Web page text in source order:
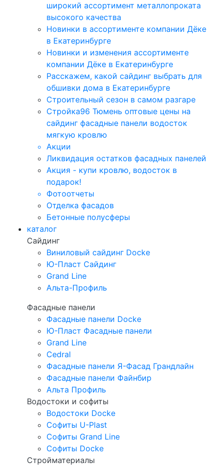
широкий ассортимент металлопроката
высокого качества
Новинки в ассортименте компании Дёке
в Екатеринбурге
Новинки и изменения ассортименте
компании Дёке в Екатеринбурге
Расскажем, какой сайдинг выбрать для
обшивки дома в Екатеринбурге
Строительный сезон в самом разгаре
Стройка96 Тюмень оптовые цены на
сайдинг фасадные панели водосток
мягкую кровлю
Акции
Ликвидация остатков фасадных панелей
Акция - купи кровлю, водосток в
подарок!
Фотоотчеты
Отделка фасадов
Бетонные полусферы
каталог
Сайдинг
Виниловый сайдинг Docke
Ю-Пласт Сайдинг
Grand Line
Альта-Профиль
Фасадные панели
Фасадные панели Docke
Ю-Пласт Фасадные панели
Grand Line
Cedral
Фасадные панели Я-Фасад Грандлайн
Фасадные панели Файнбир
Альта Профиль
Водостоки и софиты
Водостоки Docke
Софиты U-Plast
Софиты Grand Line
Софиты Docke
Стройматериалы